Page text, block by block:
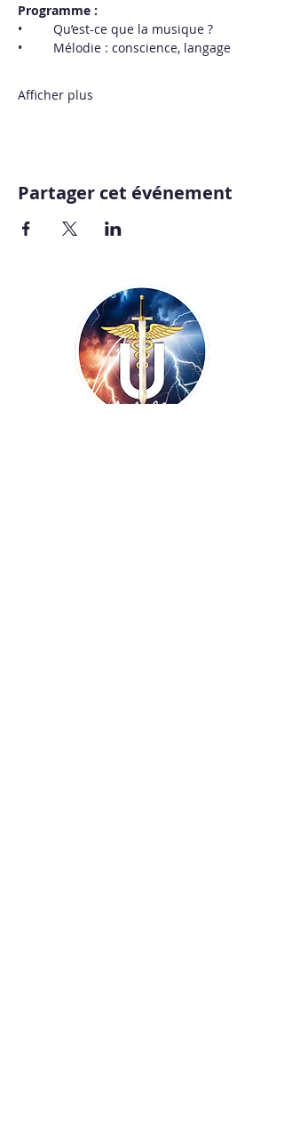
Programme :
•	Qu’est-ce que la musique ?
•	Mélodie : conscience, langage
Afficher plus
Partager cet événement